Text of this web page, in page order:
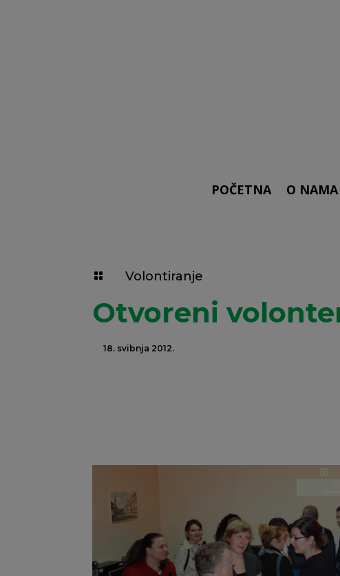
POČETNA O NAMA
 Volontiranje
Otvoreni
18. svibnja 2012.